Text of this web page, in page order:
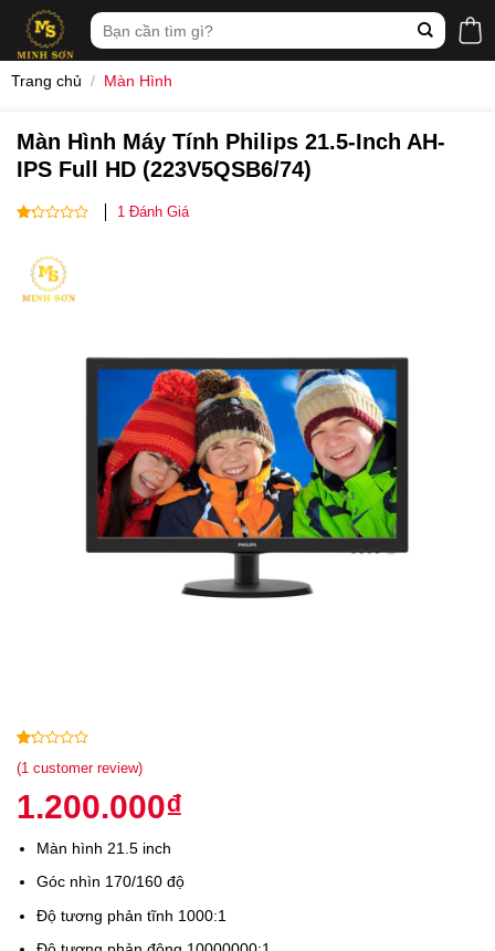
content
Tìm
kiếm:
Trang chủ / Màn Hình
Màn Hình Máy Tính Philips 21.5-Inch AH-
IPS Full HD (223V5QSB6/74)
out
of
5
1 Đánh Giá
1
out
of
5
based
1
customer
(1 customer review)
1.200.000₫
Màn hình 21.5 inch
Góc nhìn 170/160 độ
Độ tương phản tĩnh 1000:1